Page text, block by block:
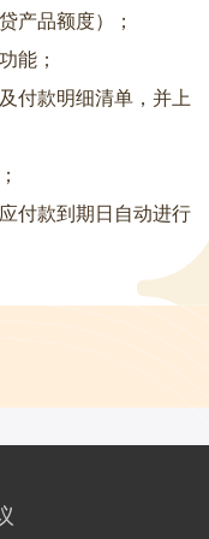
产品额度）；
能；
付款明细清单，并上
付款到期日自动进行